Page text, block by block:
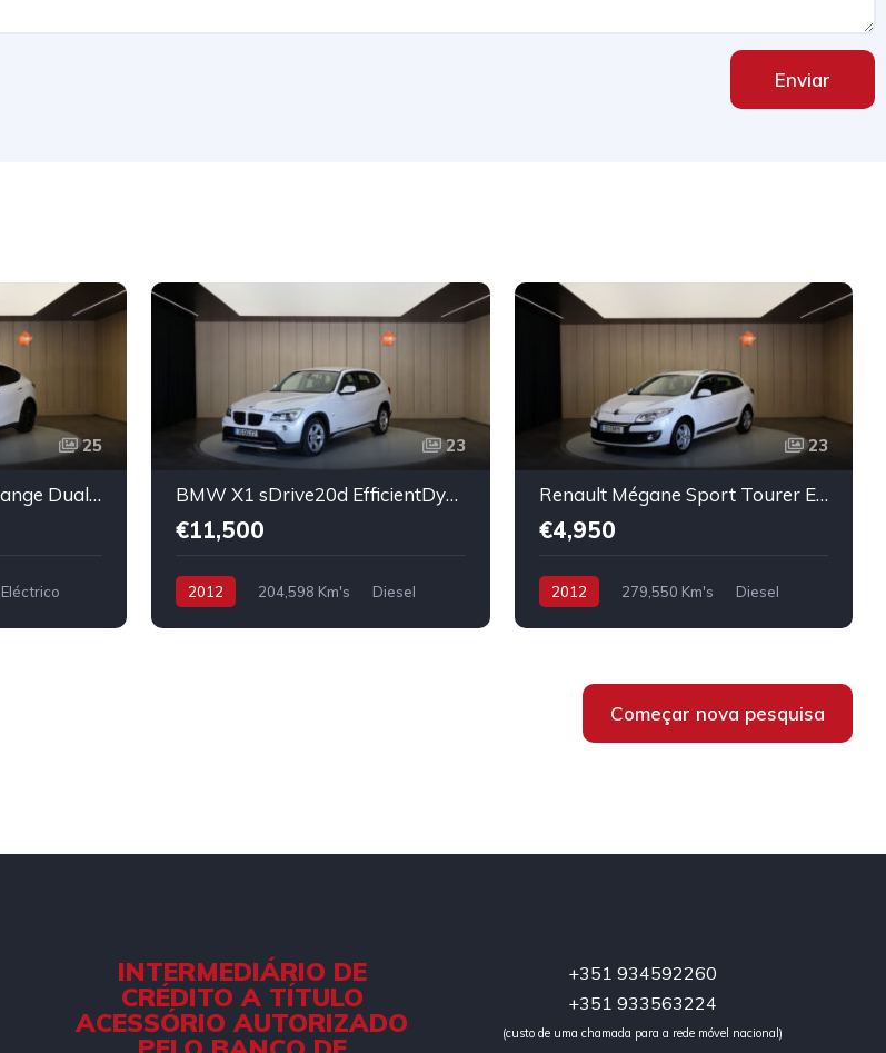
Enviar
25
Tesla Model Y Long Range Dual Motor AWD
Eléctrico
23
BMW X1 sDrive20d EfficientDynamics Edition
€11,500
2012 204,598 Km's Diesel
23
Renault Mégane Sport Tourer ENERGY dCi 110 Start & Stopp Expression
€4,950
2012 279,550 Km's Diesel
Começar nova pesquisa
INTERMEDIÁRIO DE
CRÉDITO A TÍTULO
ACESSÓRIO AUTORIZADO
+351 934592260
+351 933563224
(custo de uma chamada para a rede móvel nacional)